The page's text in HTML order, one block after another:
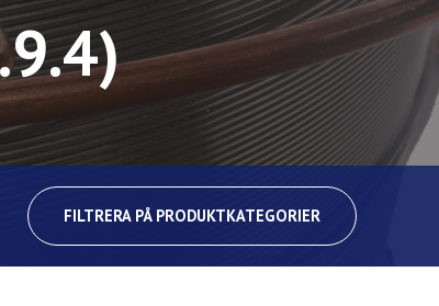
FILTRERA PÅ PRODUKTKATEGORIER